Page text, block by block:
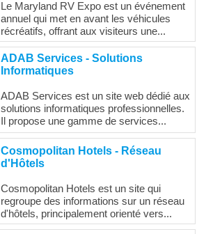
Le Maryland RV Expo est un événement
annuel qui met en avant les véhicules
récréatifs, offrant aux visiteurs une...
ADAB Services - Solutions
Informatiques
ADAB Services est un site web dédié aux
solutions informatiques professionnelles.
Il propose une gamme de services...
Cosmopolitan Hotels - Réseau
d'Hôtels
Cosmopolitan Hotels est un site qui
regroupe des informations sur un réseau
d'hôtels, principalement orienté vers...